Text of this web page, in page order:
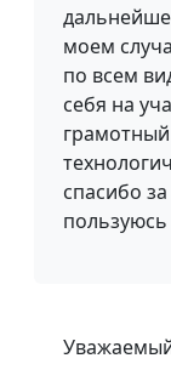
моем
по всем
себя на
спасибо